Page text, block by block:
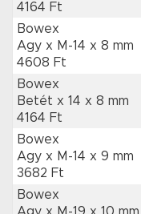
4164 Ft
Bowex
Agy x M-14 x 8 mm
4608 Ft
Bowex
Betét x 14 x 8 mm
4164 Ft
Bowex
Agy x M-14 x 9 mm
3682 Ft
Bowex